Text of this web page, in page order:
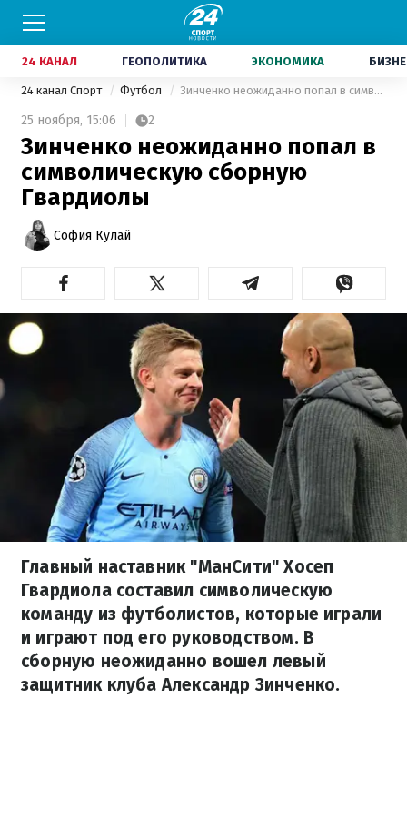
24 КАНАЛ ГЕОПОЛИТИКА ЭКОНОМИКА
24 канал Спорт Футбол Зинченко неожиданно попал в символическую сборную Гвардиолы
25 ноября, 15:06 2
Зинченко неожиданно попал в
символическую сборную
Гвардиолы
София Кулай
Главный наставник "МанСити" Хосеп
Гвардиола составил символическую
команду из футболистов, которые играли
и играют под его руководством. В
сборную неожиданно вошел левый
защитник клуба Александр Зинченко.